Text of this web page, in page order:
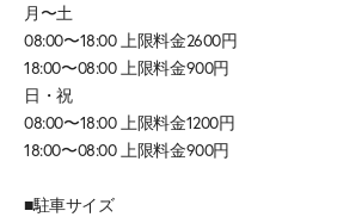
月〜土
08:00〜18:00 上限料金2600円
18:00〜08:00 上限料金900円
日・祝
08:00〜18:00 上限料金1200円
18:00〜08:00 上限料金900円
■駐車サイズ